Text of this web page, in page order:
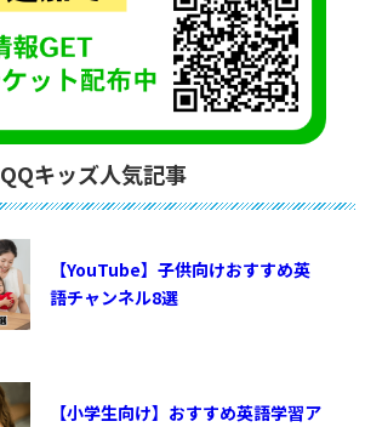
QQキッズ人気記事
【YouTube】子供向けおすすめ英
語チャンネル8選
【小学生向け】おすすめ英語学習ア